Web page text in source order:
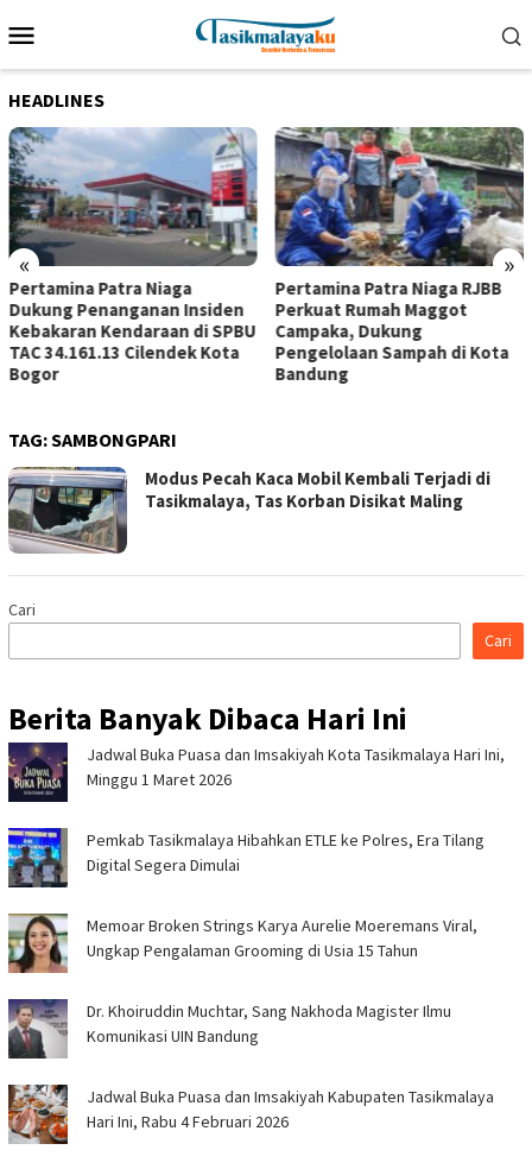
ke
Mobile
HEADLINES
« »
Pertamina Patra Niaga
Dukung Penanganan Insiden
Kebakaran Kendaraan di SPBU
TAC 34.161.13 Cilendek Kota
Bogor
Pertamina Patra Niaga RJBB
Perkuat Rumah Maggot
Campaka, Dukung
Pengelolaan Sampah di Kota
Bandung
TAG:SAMBONGPARI
Modus Pecah Kaca Mobil Kembali Terjadi di
Tasikmalaya, Tas Korban Disikat Maling
Cari
Cari
Berita Banyak Dibaca Hari Ini
Jadwal Buka Puasa dan Imsakiyah Kota Tasikmalaya Hari Ini,
Minggu 1 Maret 2026
Pemkab Tasikmalaya Hibahkan ETLE ke Polres, Era Tilang
Digital Segera Dimulai
Memoar Broken Strings Karya Aurelie Moeremans Viral,
Ungkap Pengalaman Grooming di Usia 15 Tahun
Dr. Khoiruddin Muchtar, Sang Nakhoda Magister Ilmu
Komunikasi UIN Bandung
Jadwal Buka Puasa dan Imsakiyah Kabupaten Tasikmalaya
Hari Ini, Rabu 4 Februari 2026